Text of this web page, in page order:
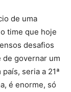
de uma
time que hoje
desafios
de governar um
seria a 21ª
é enorme, só